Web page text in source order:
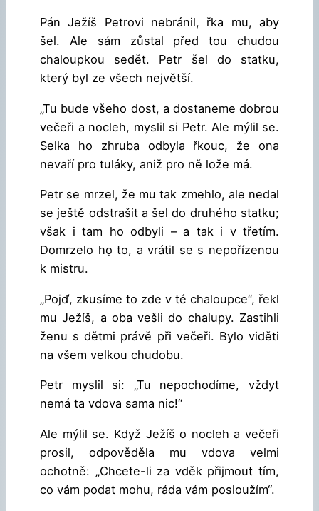
Pán Ježíš Petrovi nebránil, řka mu, aby
šel. Ale sám zůstal před tou chudou
chaloupkou sedět. Petr šel do statku,
který byl ze všech největší.
„Tu bude všeho dost, a dostaneme dobrou
večeři a nocleh, myslil si Petr. Ale mýlil se.
Selka ho zhruba odbyla řkouc, že ona
nevaří pro tuláky, aniž pro ně lože má.
Petr se mrzel, že mu tak zmehlo, ale nedal
se ještě odstrašit a šel do druhého statku;
však i tam ho odbyli – a tak i v třetím.
Domrzelo họ to, a vrátil se s nepořízenou
k mistru.
„Pojď, zkusíme to zde v té chaloupce“, řekl
mu Ježíš, a oba vešli do chalupy. Zastihli
ženu s dětmi právě při večeři. Bylo viděti
na všem velkou chudobu.
Petr myslil si: „Tu nepochodíme, vždyt
nemá ta vdova sama nic!“
Ale mýlil se. Když Ježíš o nocleh a večeři
prosil, odpověděla mu vdova velmi
ochotně: „Chcete-li za vděk přijmout tím,
co vám podat mohu, ráda vám posloužím“.